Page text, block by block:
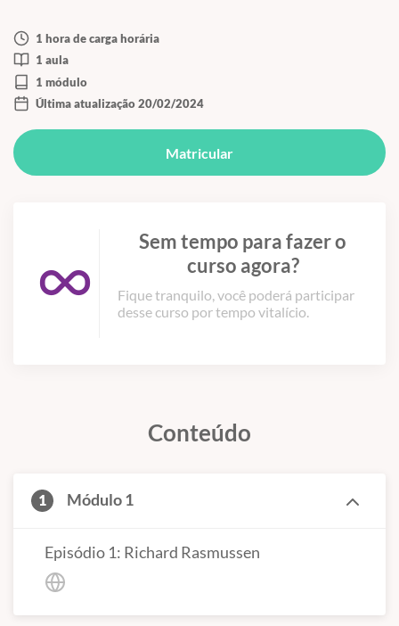
1 hora de carga horária
1 aula
1 módulo
Última atualização 20/02/2024
Matricular
Sem tempo para fazer o
curso agora?
Fique tranquilo, você poderá participar
desse curso por tempo vitalício.
Conteúdo
1 Módulo 1
Episódio 1: Richard Rasmussen